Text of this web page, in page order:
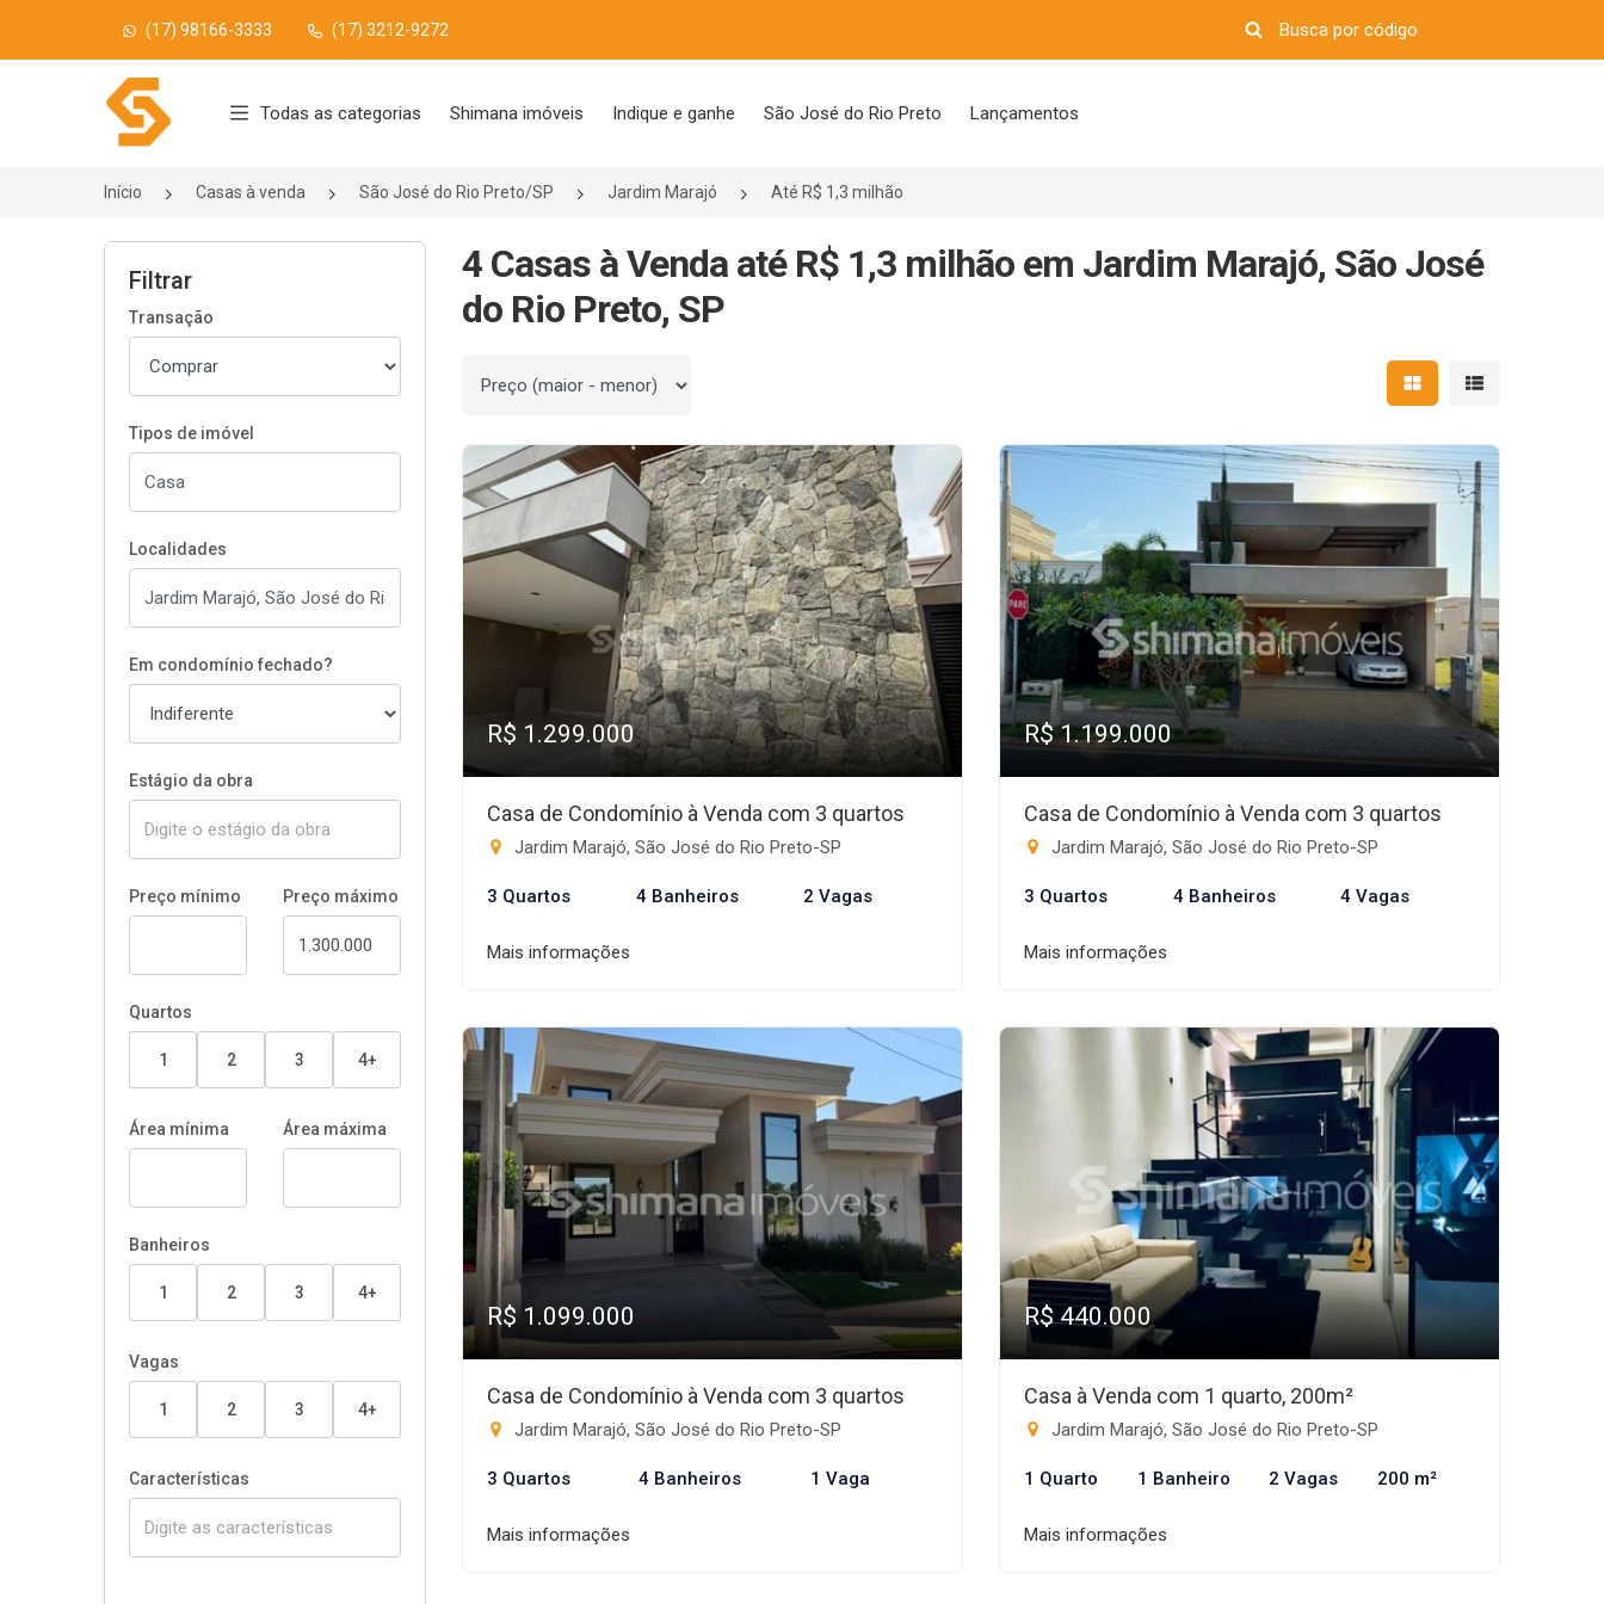
(17) 98166-3333 (17) 3212-9272
Página inicial
Todas as categorias Shimana imóveis Indique e ganhe São José do Rio Preto Lançamentos
Início Casas à venda São José do Rio Preto/SP Jardim Marajó Até R$ 1,3 milhão
Filtrar
Transação
Tipos de imóvel
Localidades
Em condomínio fechado?
Estágio da obra
Preço mínimo Preço máximo
Quartos
1 2 3 4+
Área mínima Área máxima
Banheiros
1 2 3 4+
Vagas
1 2 3 4+
Características
4 Casas à Venda até R$ 1,3 milhão em Jardim Marajó, São José
do Rio Preto, SP
Ordenar por Mostrar resultados em
Mostrar
R$ 1.299.000
Casa de Condomínio à Venda com 3 quartos
Jardim Marajó, São José do Rio Preto-SP
3 Quartos 4 Banheiros 2 Vagas
Mais informações
R$ 1.199.000
Casa de Condomínio à Venda com 3 quartos
Jardim Marajó, São José do Rio Preto-SP
3 Quartos 4 Banheiros 4 Vagas
Mais informações
R$ 1.099.000
Casa de Condomínio à Venda com 3 quartos
Jardim Marajó, São José do Rio Preto-SP
3 Quartos 4 Banheiros 1 Vaga
Mais informações
R$ 440.000
Casa à Venda com 1 quarto, 200m²
Jardim Marajó, São José do Rio Preto-SP
1 Quarto 1 Banheiro 2 Vagas 200 m²
Mais informações